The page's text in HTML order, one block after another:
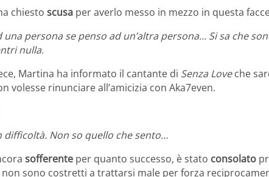
chiesto scusa per averlo messo in mezzo in questa
persona se penso ad un’altra persona… Si sa che
nulla.
Martina ha informato il cantante di Senza Loveche
volesse rinunciare all’amicizia con Aka7even.
difficoltà. Non so quello che sento…
sofferente per quanto successo, è stato consolato
sono costretti a trattarsi male per forza